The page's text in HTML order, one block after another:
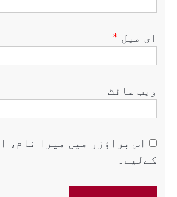
ای میل *
ویب‌ سائٹ
اس براؤزر میں میرا نام،
کےلیے۔